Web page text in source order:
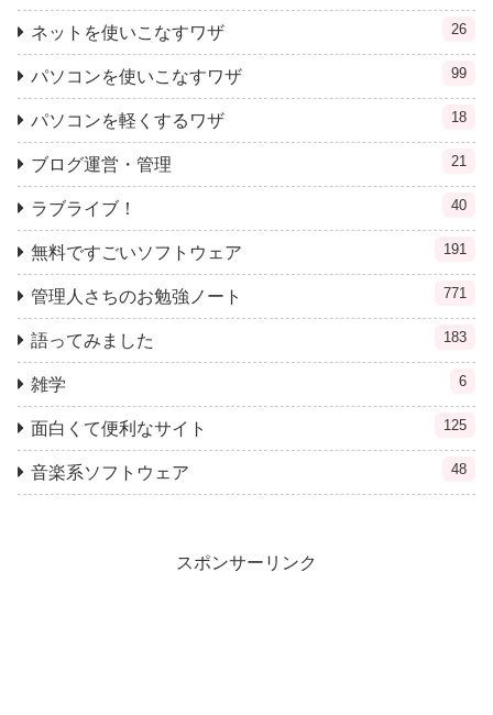
ネットを使いこなすワザ 26
パソコンを使いこなすワザ 99
パソコンを軽くするワザ 18
ブログ運営・管理 21
ラブライブ！ 40
無料ですごいソフトウェア 191
管理人さちのお勉強ノート 771
語ってみました 183
雑学 6
面白くて便利なサイト 125
音楽系ソフトウェア 48
スポンサーリンク